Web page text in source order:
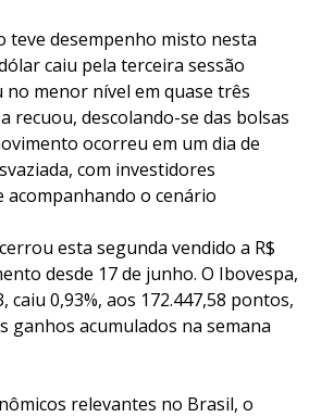
teve desempenho misto nesta
caiu pela terceira sessão
no menor nível em quase três
recuou, descolando-se das bolsas
ocorreu em um dia de
com investidores
acompanhando o cenário
esta segunda vendido a R$
desde 17 de junho. O Ibovespa,
caiu 0,93%, aos 172.447,58 pontos,
ganhos acumulados na semana
relevantes no Brasil, o